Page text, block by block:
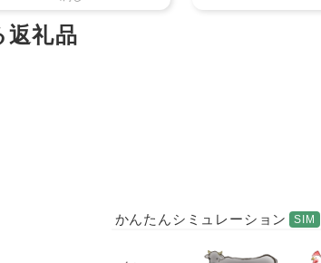
かんたんシミュレーション